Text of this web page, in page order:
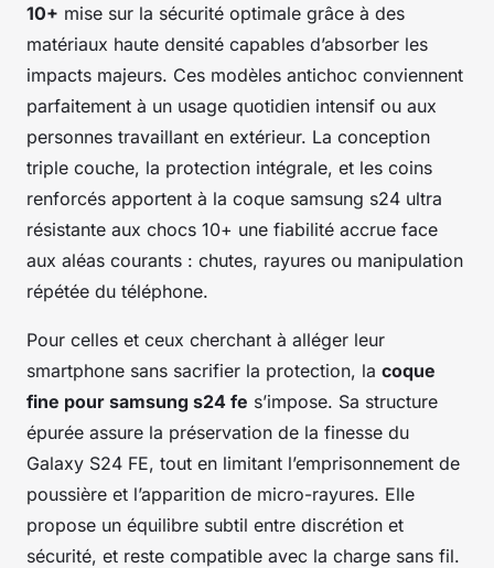
10+ mise sur la sécurité optimale grâce à des
matériaux haute densité capables d’absorber les
impacts majeurs. Ces modèles antichoc conviennent
parfaitement à un usage quotidien intensif ou aux
personnes travaillant en extérieur. La conception
triple couche, la protection intégrale, et les coins
renforcés apportent à la coque samsung s24 ultra
résistante aux chocs 10+ une fiabilité accrue face
aux aléas courants : chutes, rayures ou manipulation
répétée du téléphone.
Pour celles et ceux cherchant à alléger leur
smartphone sans sacrifier la protection, la coque
fine pour samsung s24 fe s’impose. Sa structure
épurée assure la préservation de la finesse du
Galaxy S24 FE, tout en limitant l’emprisonnement de
poussière et l’apparition de micro-rayures. Elle
propose un équilibre subtil entre discrétion et
sécurité, et reste compatible avec la charge sans fil.